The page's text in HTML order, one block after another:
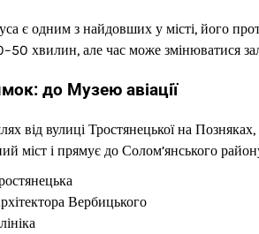
є одним з найдовших у місті, його
хвилин, але час може змінюватися
до Музею авіації
від вулиці Тростянецької на Позняках,
міст і прямує до Солом’янського
Вербицького